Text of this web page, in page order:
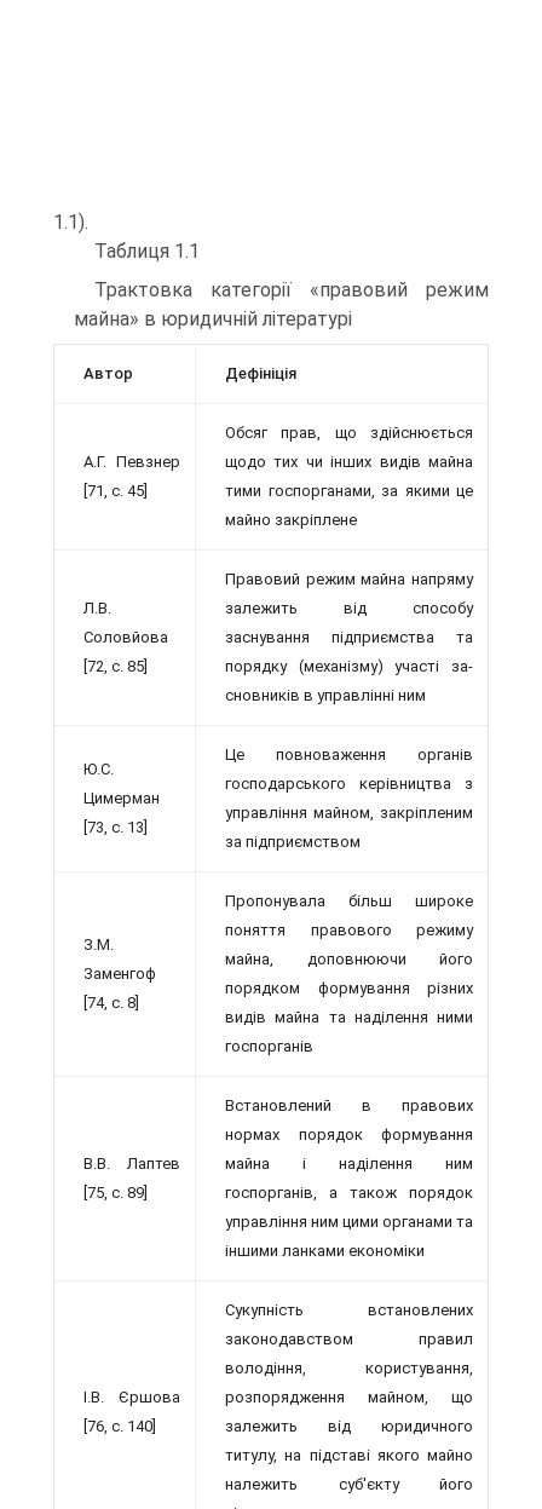
1.1).
Таблиця 1.1
Трактовка категорії «правовий режим
майна» в юридичній літературі
Автор Дефініція
А.Г. Певзнер
[71, с. 45]
Обсяг прав, що здійснюється
щодо тих чи інших видів майна
тими госпоргана­ми, за якими це
майно закріплене
Л.В.
Соловйова
[72, с. 85]
Правовий режим майна напряму
зале­жить від способу
заснування підприєм­ства та
порядку (механізму) участі за­
сновників в управлінні ним
Ю.С.
Цимерман
[73, с. 13]
Це повноваження органів
господарсь­кого керівництва з
управління майном, закріпленим
за підприємством
З.М.
Заменгоф
[74, с. 8]
Пропонувала більш широке
поняття правового режиму
майна, доповнюючи його
порядком формування різних
видів майна та наділення ними
госпорганів
В.В. Лаптев
[75, с. 89]
Встановлений в правових
нормах поря­док формування
майна і наділення ним
госпорганів, а також порядок
управління ним цими органами та
іншими ланками економіки
І.В. Єршова
[76, с. 140]
Сукупність встановлених
законодав­ством правил
володіння, користування,
розпорядження майном, що
залежить від юридичного
титулу, на підставі якого майно
належить суб'єкту його